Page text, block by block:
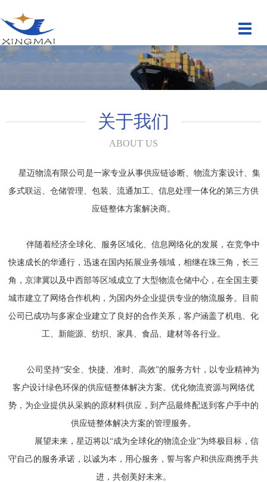
切
导
关于我们
ABOUT US
星迈物流有限公司是一家专业从事供应链诊断、物流方案设计、集
多式联运、仓储管理、包装、流通加工、信息处理一体化的第三方供
应链整体方案解决商。
伴随着经济全球化、服务区域化、信息网络化的发展，在竞争中
快速成长的华通行，迅速在国内拓展业务领域，相继在珠三角，长三
角，京津冀以及中西部等区域成立了大型物流仓储中心，在全国主要
城市建立了网络合作机构，为国内外企业提供专业的物流服务。目前
公司已成功与多家企业建立了良好的合作关系，客户涵盖了机电、化
工、新能源、纺织、家具、食品、建材等各行业。
公司坚持“安全、快捷、准时、高效”的服务方针，以专业精神为
客户设计绿色环保的供应链整体解决方案。优化物流资源与网络优
势，为企业提供从采购的原材料供应，到产品最终配送到客户手中的
供应链整体解决方案的管理服务。
展望未来，星迈将以“成为全球化的物流企业”为终极目标，信
守自己的服务承诺，以诚为本，用心服务，誓与客户和供应商携手共
进，共创美好未来。